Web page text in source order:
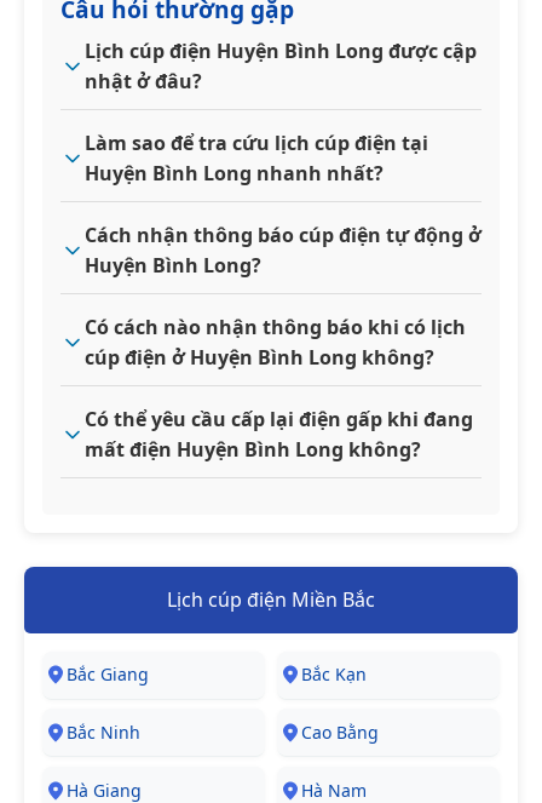
Câu hỏi thường gặp
Lịch cúp điện Huyện Bình Long được cập
nhật ở đâu?
Làm sao để tra cứu lịch cúp điện tại
Huyện Bình Long nhanh nhất?
Cách nhận thông báo cúp điện tự động ở
Huyện Bình Long?
Có cách nào nhận thông báo khi có lịch
cúp điện ở Huyện Bình Long không?
Có thể yêu cầu cấp lại điện gấp khi đang
mất điện Huyện Bình Long không?
Lịch cúp điện Miền Bắc
Bắc Giang Bắc Kạn
Bắc Ninh Cao Bằng
Hà Giang Hà Nam